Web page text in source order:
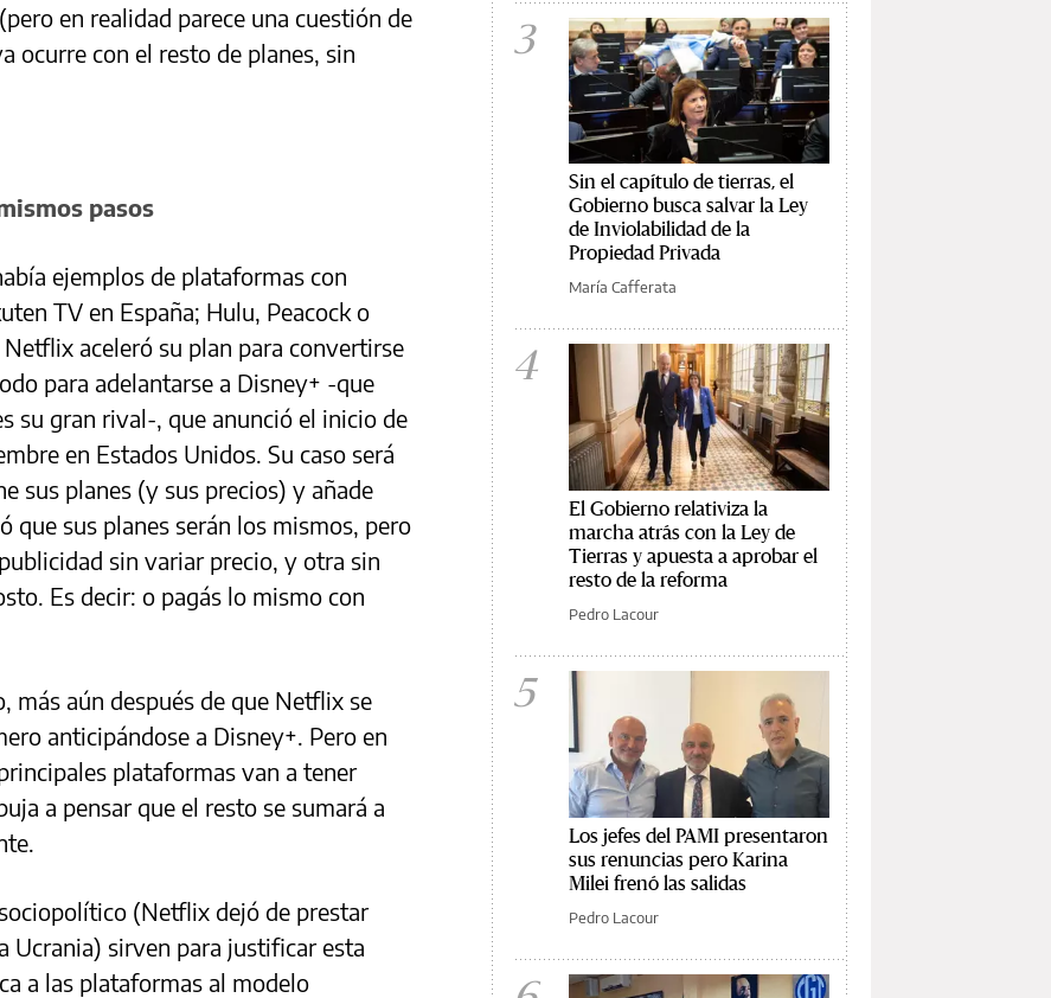
en realidad parece una cuestión de
ocurre con el resto de planes, sin
pasos
ejemplos de plataformas con
TV en España; Hulu, Peacock o
aceleró su plan para convertirse
para adelantarse a Disney+ -que
su gran rival-, que anunció el inicio de
en Estados Unidos. Su caso será
sus planes (y sus precios) y añade
que sus planes serán los mismos, pero
sin variar precio, y otra sin
Es decir: o pagás lo mismo con
más aún después de que Netflix se
anticipándose a Disney+. Pero en
plataformas van a tener
a pensar que el resto se sumará a
(Netflix dejó de prestar
Ucrania) sirven para justificar esta
a las plataformas al modelo
3
Sin el capítulo de tierras, el
Gobierno busca salvar la Ley
de Inviolabilidad de la
Propiedad Privada
María Cafferata
4
El Gobierno relativiza la
marcha atrás con la Ley de
Tierras y apuesta a aprobar el
resto de la reforma
Pedro Lacour
5
Los jefes del PAMI presentaron
sus renuncias pero Karina
Milei frenó las salidas
Pedro Lacour